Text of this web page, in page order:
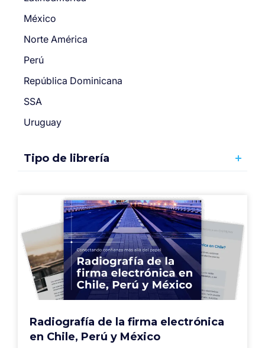
México
Norte América
Perú
República Dominicana
SSA
Uruguay
Tipo de librería
Radiografía de la firma electrónica
en Chile, Perú y México